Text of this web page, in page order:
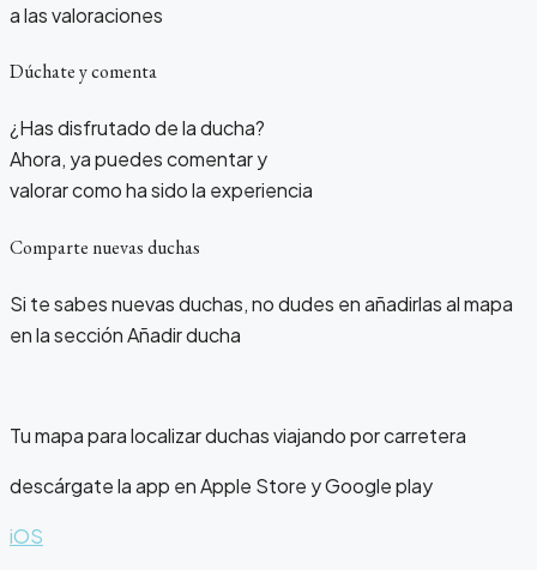
a las valoraciones
Dúchate y comenta
¿Has disfrutado de la ducha?
Ahora, ya puedes comentar y
valorar como ha sido la experiencia
Comparte nuevas duchas
Si te sabes nuevas duchas, no dudes en añadirlas al mapa
en la sección Añadir ducha
Tu mapa para localizar duchas viajando por carretera
descárgate la app en Apple Store y Google play
iOS